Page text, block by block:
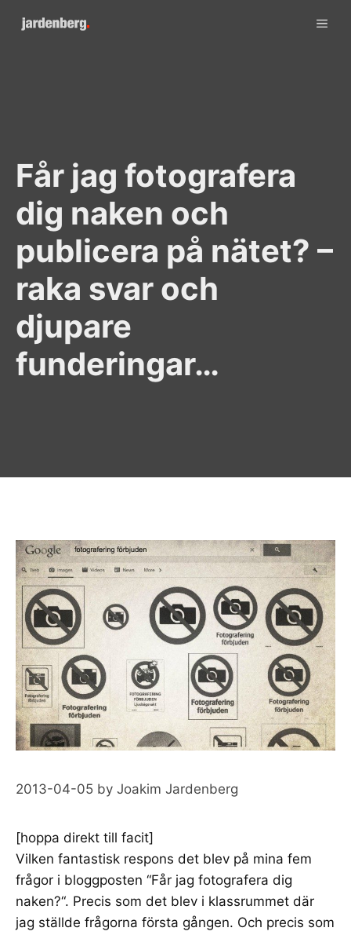
Får jag fotografera
dig naken och
publicera på nätet? –
raka svar och
djupare
funderingar…
2013-04-05 by Joakim Jardenberg
[hoppa direkt till facit]
Vilken fantastisk respons det blev på mina fem
frågor i bloggposten “Får jag fotografera dig
naken?“. Precis som det blev i klassrummet där
jag ställde frågorna första gången. Och precis som